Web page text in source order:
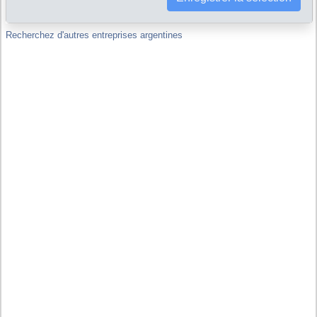
Recherchez d'autres entreprises argentines